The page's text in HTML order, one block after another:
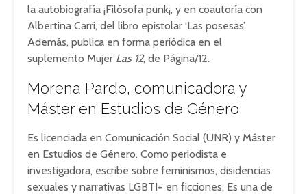
la autobiografía ¡Filósofa punk¡, y en coautoría con
Albertina Carri, del libro epistolar ‘Las posesas’.
Además, publica en forma periódica en el
suplemento Mujer Las 12, de Página/12.
Morena Pardo, comunicadora y
Máster en Estudios de Género
Es licenciada en Comunicación Social (UNR) y Máster
en Estudios de Género. Como periodista e
investigadora, escribe sobre feminismos, disidencias
sexuales y narrativas LGBTI+ en ficciones. Es una de